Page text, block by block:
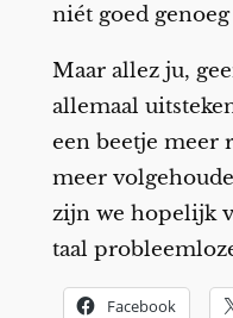
niét goed genoeg
Maar allez ju,
allemaal
een beetje meer
meer
zijn we hopelijk
taal
Facebook